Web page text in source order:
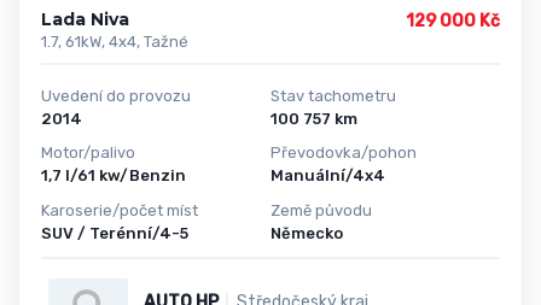
Lada Niva
1.7, 61kW, 4x4, Tažné
129 000 Kč
Uvedení do provozu
2014
Motor/palivo
1,7 l/61 kw/Benzin
Karoserie/počet míst
SUV / Terénní/4-5
Stav tachometru
100 757 km
Převodovka/pohon
Manuální/4x4
Země původu
Německo